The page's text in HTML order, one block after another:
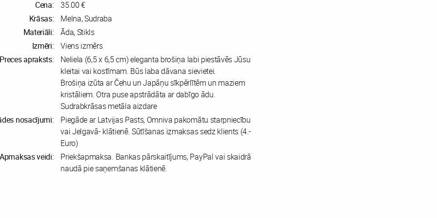
Cena:
35.00 €
Krāsas:
Melna, Sudraba
Materiāli:
Āda, Stikls
Izmēri:
Viens izmērs
Preces apraksts:
Neliela (6,5 x 6,5 cm) eleganta brošiņa labi piestāvēs Jūsu
kleitai vai kostīmam. Būs laba dāvana sievietei.
Brošiņa izūta ar Čehu un Japāņu sīkpērlītēm un maziem
kristāliem. Otra puse apstrādāta ar dabīgo ādu.
Sudrabkrāsas metāla aizdare
nosacījumi:
Piegāde ar Latvijas Pasts, Omniva pakomātu starpniecību
vai Jelgavā- klātienē. Sūtīšanas izmaksas sedz klients (4.-
Euro)
Apmaksas veidi:
Priekšapmaksa. Bankas pārskaitījums, PayPal vai skaidrā
naudā pie saņemšanas klātienē.